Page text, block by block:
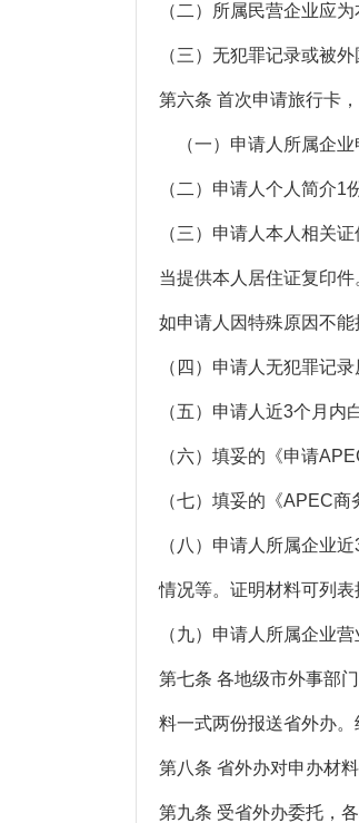
（二）所属民营企业应
（三）无犯罪记录或被
第六条 首次申请旅行卡
（一）申请人所属企业
（二）申请人个人简介
（三）申请人本人相关
当提供本人居住证复印件
如申请人因特殊原因不
（四）申请人无犯罪记录
（五）申请人近3个月内
（六）填妥的《申请
（七）填妥的《APEC商
（八）申请人所属企业
情况等。证明材料可列表
（九）申请人所属企业
第七条 各地级市外事部
料一式两份报送省外办
第八条 省外办对申办材
第九条 受省外办委托，